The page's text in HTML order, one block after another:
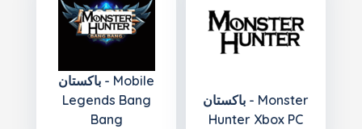
باكستان - Mobile
Legends Bang
Bang
باكستان - Monster
Hunter Xbox PC